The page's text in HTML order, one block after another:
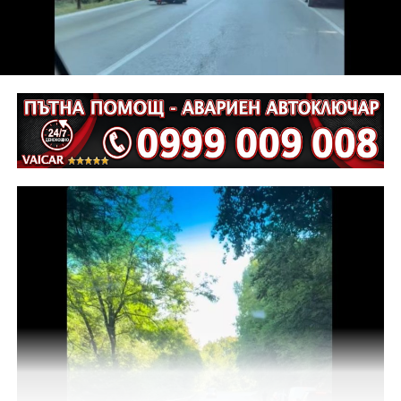
взета мярка за неотклонение „домашен арест“.
Съдебният акт е окончателен.